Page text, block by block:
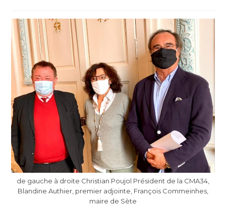
de gauche à droite Christian Poujol Président de la CMA34,
Blandine Authier, premier adjointe, François Commeinhes,
maire de Sète